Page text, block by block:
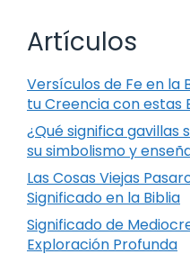
Artículos
Versículos de Fe en la
tu Creencia con estas
¿Qué significa gavillas
su simbolismo y
Las Cosas Viejas
Significado en la Biblia
Significado de
Exploración Profunda